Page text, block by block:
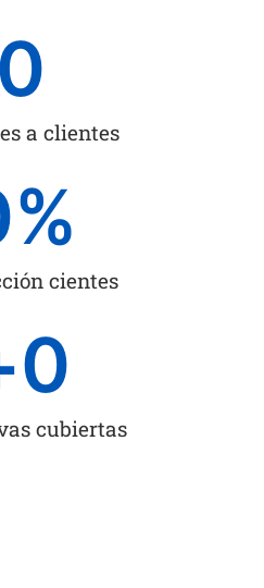
a clientes
0
cientes
%
cubiertas
0